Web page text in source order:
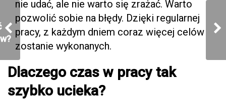
nie udać, ale nie warto się zrażać. Warto
pozwolić sobie na błędy. Dzięki regularnej
pracy, z każdym dniem coraz więcej celów
zostanie wykonanych.
Dlaczego czas w pracy tak
szybko ucieka?